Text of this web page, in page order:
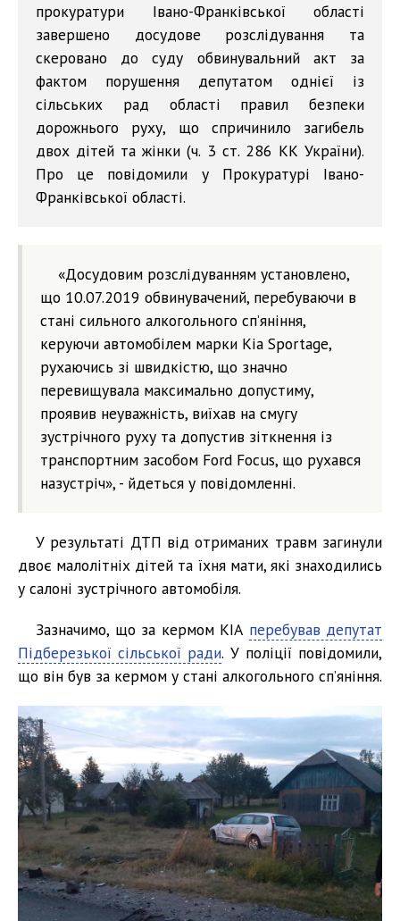
прокуратури Івано-Франківської області
завершено досудове розслідування та
скеровано до суду обвинувальний акт за
фактом порушення депутатом однієї із
сільських рад області правил безпеки
дорожнього руху, що спричинило загибель
двох дітей та жінки (ч. 3 ст. 286 КК України).
Про це повідомили у Прокуратурі Івано-
Франківської області.
«Досудовим розслідуванням установлено,
що 10.07.2019 обвинувачений, перебуваючи в
стані сильного алкогольного сп’яніння,
керуючи автомобілем марки Kia Sportage,
рухаючись зі швидкістю, що значно
перевищувала максимально допустиму,
проявив неуважність, виїхав на смугу
зустрічного руху та допустив зіткнення із
транспортним засобом Ford Focus, що рухався
назустріч», - йдеться у повідомленні.
У результаті ДТП від отриманих травм загинули
двоє малолітніх дітей та їхня мати, які знаходились
у салоні зустрічного автомобіля.
Зазначимо, що за кермом КІА перебував депутат
Підберезької сільської ради. У поліції повідомили,
що він був за кермом у стані алкогольного сп’яніння.